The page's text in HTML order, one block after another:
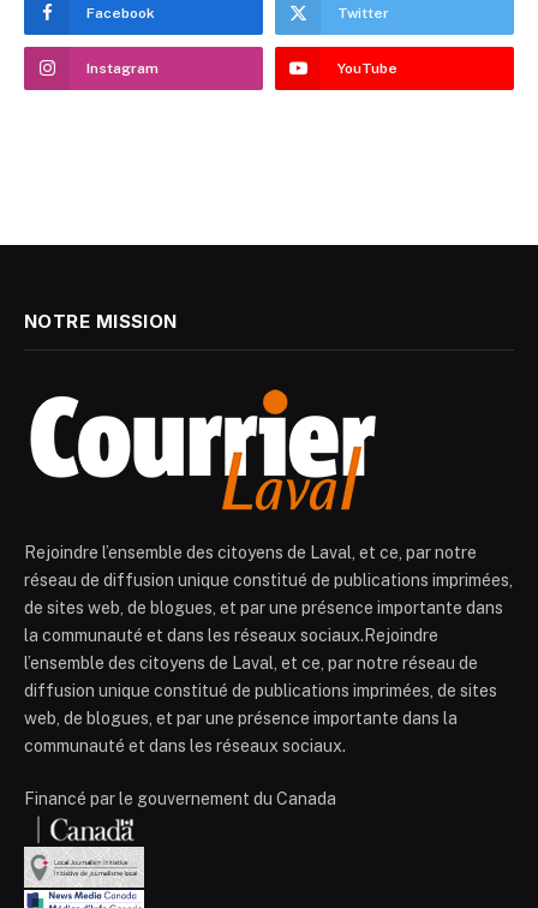
Facebook Twitter
Instagram YouTube
NOTRE MISSION
Rejoindre l’ensemble des citoyens de Laval, et ce, par notre
réseau de diffusion unique constitué de publications imprimées,
de sites web, de blogues, et par une présence importante dans
la communauté et dans les réseaux sociaux.Rejoindre
l’ensemble des citoyens de Laval, et ce, par notre réseau de
diffusion unique constitué de publications imprimées, de sites
web, de blogues, et par une présence importante dans la
communauté et dans les réseaux sociaux.
Financé par le gouvernement du Canada